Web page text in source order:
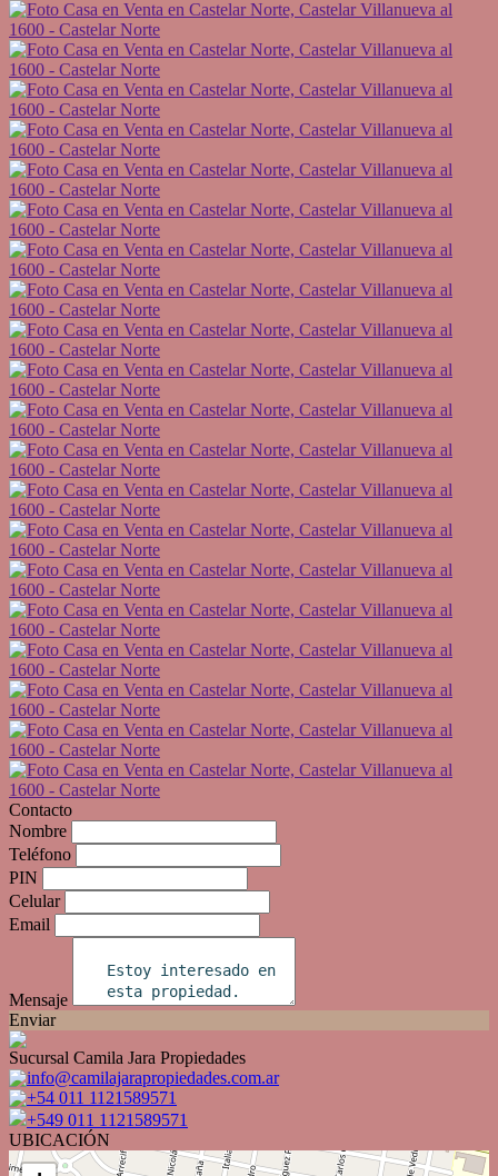
Contacto
Nombre
Teléfono
PIN
Celular
Email
Mensaje
Enviar
Sucursal Camila Jara Propiedades
info@camilajarapropiedades.com.ar
+54 011 1121589571
+549 011 1121589571
UBICACIÓN